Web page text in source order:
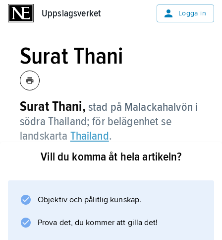
Uppslagsverket Logga in
Surat Thani
Surat Thani, stad på Malackahalvön i
södra Thailand; för belägenhet se
landskarta Thailand.
Information om artikeln
Vill du komma åt hela artikeln?
Objektiv och pålitlig kunskap.
Prova det, du kommer att gilla det!